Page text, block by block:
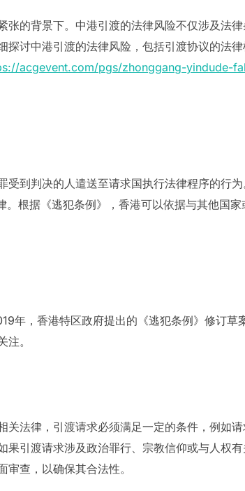
的背景下。中港引渡的法律风险不仅涉及法
讨中港引渡的法律风险，包括引渡协议的法
acgevent.com/pgs/zhonggang-yindude-
到判决的人遣送至请求国执行法律程序的行
根据《逃犯条例》，香港可以依据与其他国
年，香港特区政府提出的《逃犯条例》修订草
。
法律，引渡请求必须满足一定的条件，例如
引渡请求涉及政治罪行、宗教信仰或与人权
查，以确保其合法性。